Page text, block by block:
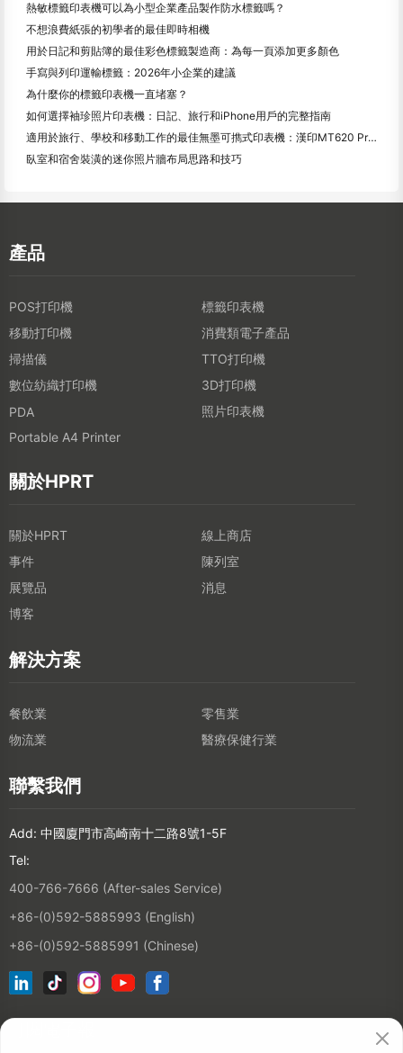
熱敏標籤印表機可以為小型企業產品製作防水標籤嗎？
不想浪費紙張的初學者的最佳即時相機
用於日記和剪貼簿的最佳彩色標籤製造商：為每一頁添加更多顏色
手寫與列印運輸標籤：2026年小企業的建議
為什麼你的標籤印表機一直堵塞？
如何選擇袖珍照片印表機：日記、旅行和iPhone用戶的完整指南
適用於旅行、學校和移動工作的最佳無墨可擕式印表機：漢印MT620 Pro評測
臥室和宿舍裝潢的迷你照片牆布局思路和技巧
產品
POS打印機
標籤印表機
移動打印機
消費類電子產品
掃描儀
TTO打印機
數位紡織打印機
3D打印機
PDA
照片印表機
Portable A4 Printer
關於HPRT
關於HPRT
線上商店
事件
陳列室
展覽品
消息
博客
解決方案
餐飲業
零售業
物流業
醫療保健行業
聯繫我們
Add: 中國廈門市高崎南十二路8號1-5F
Tel:
400-766-7666 (After-sales Service)
+86-(0)592-5885993 (English)
+86-(0)592-5885991 (Chinese)